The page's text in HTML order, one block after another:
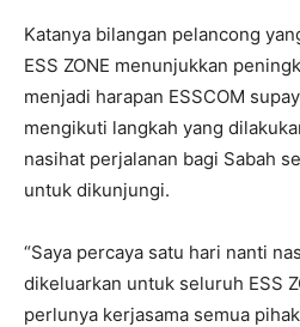
Katanya bilangan pelancong
ESS ZONE menunjukkan
menjadi harapan ESSCOM
mengikuti langkah yang
nasihat perjalanan bagi Sabah
untuk dikunjungi.
“Saya percaya satu hari nanti
dikeluarkan untuk seluruh ESS
perlunya kerjasama semua